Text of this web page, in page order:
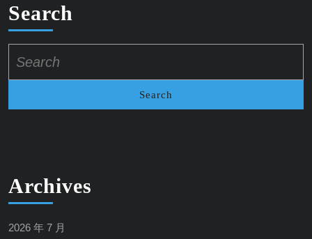
Search
for:
Archives
2026 年 7 月